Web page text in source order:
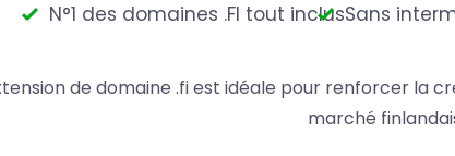
N°1 des domaines .FI tout inclusSans
de domaine .fi est idéale pour renforcer la
marché